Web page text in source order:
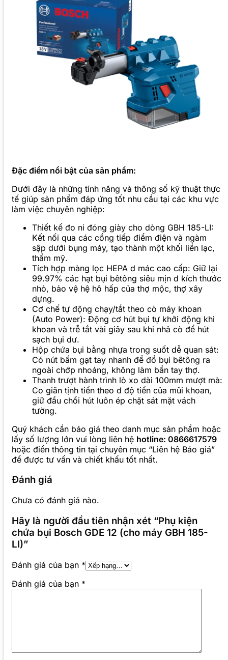
Đặc điểm nổi bật của sản phẩm:
Dưới đây là những tính năng và thông số kỹ thuật thực
tế giúp sản phẩm đáp ứng tốt nhu cầu tại các khu vực
làm việc chuyên nghiệp:
Thiết kế đo ni đóng giày cho dòng GBH 185-LI:
Kết nối qua các cổng tiếp điểm điện và ngàm
sập dưới bụng máy, tạo thành một khối liền lạc,
thẩm mỹ.
Tích hợp màng lọc HEPA d mác cao cấp: Giữ lại
99.97% các hạt bụi bêtông siêu mịn d kích thước
nhỏ, bảo vệ hệ hô hấp của thợ mộc, thợ xây
dựng.
Cơ chế tự động chạy/tắt theo cò máy khoan
(Auto Power): Động cơ hút bụi tự khởi động khi
khoan và trễ tắt vài giây sau khi nhả cò để hút
sạch bụi dư.
Hộp chứa bụi bằng nhựa trong suốt dễ quan sát:
Có nút bấm gạt tay nhanh để đổ bụi bêtông ra
ngoài chớp nhoáng, không làm bẩn tay thợ.
Thanh trượt hành trình lò xo dài 100mm mượt mà:
Co giãn tịnh tiến theo d độ tiến của mũi khoan,
giữ đầu chổi hút luôn ép chặt sát mặt vách
tường.
Quý khách cần báo giá theo danh mục sản phẩm hoặc
lấy số lượng lớn vui lòng liên hệ hotline: 0866617579
hoặc điền thông tin tại chuyên mục “Liên hệ Báo giá”
để được tư vấn và chiết khấu tốt nhất.
Đánh giá
Chưa có đánh giá nào.
Hãy là người đầu tiên nhận xét “Phụ kiện
chứa bụi Bosch GDE 12 (cho máy GBH 185-
LI)”
Đánh giá của bạn *
Đánh giá của bạn *